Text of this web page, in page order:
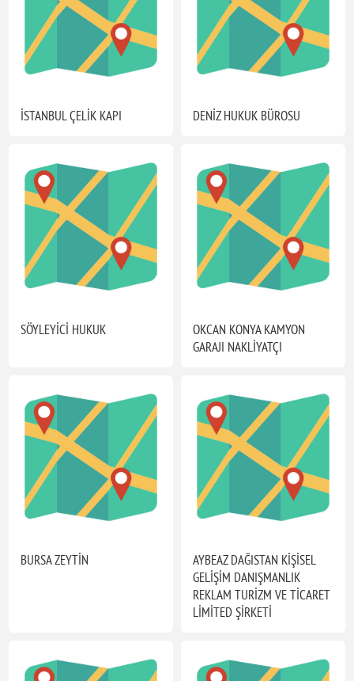
İSTANBUL ÇELİK KAPI DENİZ HUKUK BÜROSU
SÖYLEYİCİ HUKUK
OKCAN KONYA KAMYON
GARAJI NAKLİYATÇI
BURSA ZEYTİN
AYBEAZ DAĞISTAN KİŞİSEL
GELİŞİM DANIŞMANLIK
REKLAM TURİZM VE TİCARET
LİMİTED ŞİRKETİ